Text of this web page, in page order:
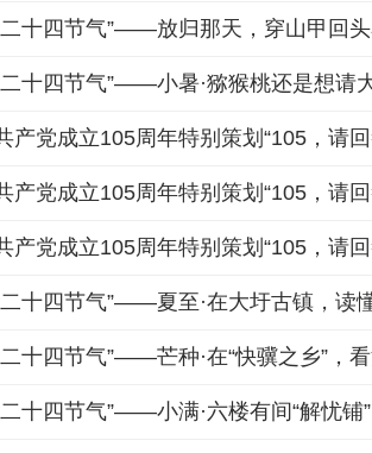
二十四节气”——放归那天，穿山甲回
二十四节气”——小暑·猕猴桃还是想请
产党成立105周年特别策划“105，请
产党成立105周年特别策划“105，请
产党成立105周年特别策划“105，请
二十四节气”——夏至·在大圩古镇，读
十四节气”——芒种·在“快骥之乡”，
十四节气”——小满·六楼有间“解忧铺”